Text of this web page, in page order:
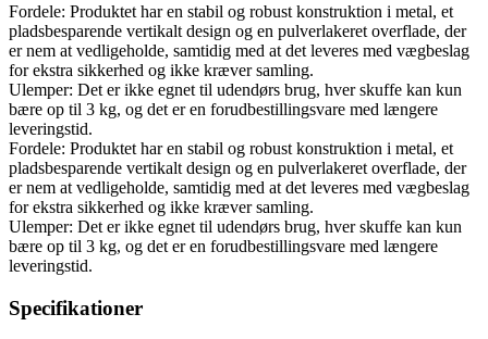
Fordele: Produktet har en stabil og robust konstruktion i metal, et
pladsbesparende vertikalt design og en pulverlakeret overflade, der
er nem at vedligeholde, samtidig med at det leveres med vægbeslag
for ekstra sikkerhed og ikke kræver samling.
Ulemper: Det er ikke egnet til udendørs brug, hver skuffe kan kun
bære op til 3 kg, og det er en forudbestillingsvare med længere
leveringstid.
Fordele: Produktet har en stabil og robust konstruktion i metal, et
pladsbesparende vertikalt design og en pulverlakeret overflade, der
er nem at vedligeholde, samtidig med at det leveres med vægbeslag
for ekstra sikkerhed og ikke kræver samling.
Ulemper: Det er ikke egnet til udendørs brug, hver skuffe kan kun
bære op til 3 kg, og det er en forudbestillingsvare med længere
leveringstid.
Specifikationer